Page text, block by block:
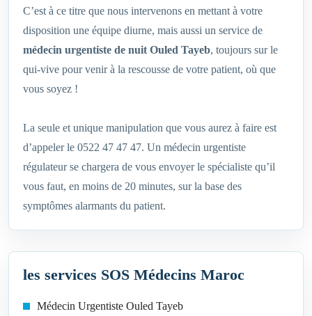
C’est à ce titre que nous intervenons en mettant à votre
disposition une équipe diurne, mais aussi un service de
médecin urgentiste de nuit Ouled Tayeb, toujours sur le
qui-vive pour venir à la rescousse de votre patient, où que
vous soyez !
La seule et unique manipulation que vous aurez à faire est
d’appeler le 0522 47 47 47. Un médecin urgentiste
régulateur se chargera de vous envoyer le spécialiste qu’il
vous faut, en moins de 20 minutes, sur la base des
symptômes alarmants du patient.
les services SOS Médecins Maroc
Médecin Urgentiste Ouled Tayeb